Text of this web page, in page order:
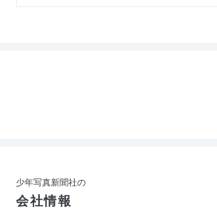
少年写真新聞社の
会社情報